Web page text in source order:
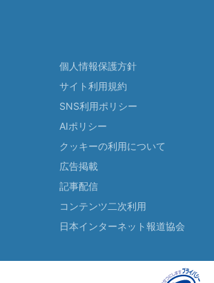
個人情報保護方針
サイト利用規約
SNS利用ポリシー
AIポリシー
クッキーの利用について
広告掲載
記事配信
コンテンツ二次利用
日本インターネット報道協会